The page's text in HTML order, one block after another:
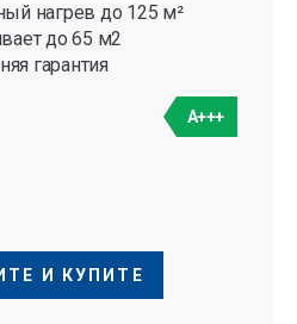
нагрев до 125 м²
до 65 м2
гарантия
A+++
И КУПИТЕ